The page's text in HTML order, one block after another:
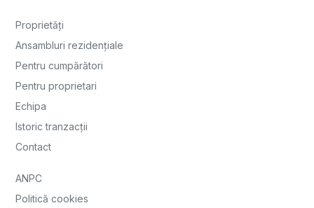
Proprietăți
Ansambluri rezidențiale
Pentru cumpărători
Pentru proprietari
Echipa
Istoric tranzacții
Contact
ANPC
Politică cookies